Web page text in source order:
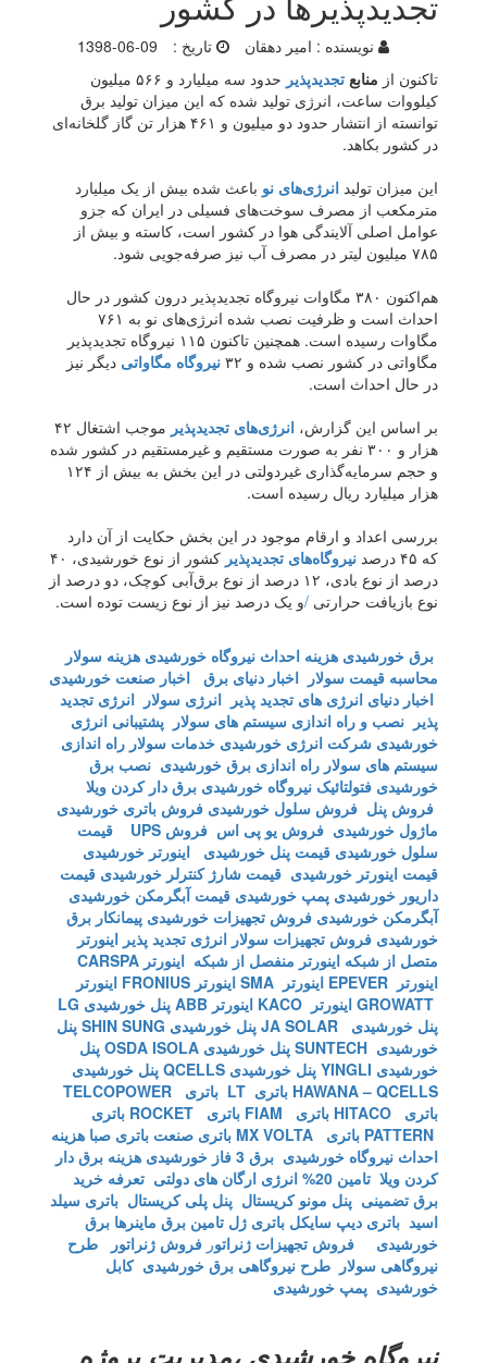
نویسنده : امیر دهقان تاریخ :
1398-06-09
تاکنون از منابع تجدیدپذیر
حدود سه میلیارد و ۵۶۶ میلیون
کیلووات ساعت، انرژی تولید شده که این میزان تولید برق
توانسته از انتشار حدود دو میلیون و ۴۶۱ هزار تن گاز گلخانه‌ای
در کشور بکاهد.
این میزان تولید انرژی‌های نو باعث شده بیش از یک میلیارد
مترمکعب از مصرف سوخت‌های فسیلی در ایران که جزو
عوامل اصلی آلایندگی هوا در کشور است، کاسته و بیش از
۷۸۵ میلیون لیتر در مصرف آب نیز صرفه‌جویی شود.
هم‌اکنون ۳۸۰ مگاوات نیروگاه تجدیدپذیر درون کشور در حال
احداث است و ظرفیت نصب شده انرژی‌های نو به ۷۶۱
مگاوات رسیده است. همچنین تاکنون ۱۱۵ نیروگاه تجدیدپذیر
مگاواتی در کشور نصب شده و ۳۲
نیروگاه مگاواتی دیگر نیز
در حال احداث است.
بر اساس این گزارش، انرژی‌های تجدیدپذیر
موجب اشتغال ۴۲
هزار و ۳۰۰ نفر به صورت مستقیم و غیرمستقیم در کشور شده
و حجم سرمایه‌گذاری غیردولتی در این بخش به بیش از ۱۲۴
هزار میلیارد ریال رسیده است.
بررسی اعداد و ارقام موجود در این بخش حکایت از آن دارد
که ۴۵ درصد
نیروگاه‌های تجدیدپذیر
کشور از نوع خورشیدی، ۴۰
درصد از نوع بادی، ۱۲ درصد از نوع برق‌آبی کوچک، دو درصد از
نوع بازیافت حرارتی /و یک درصد نیز از نوع زیست توده است.
برق خورشیدی هزینه احداث نیروگاه خورشیدی هزینه سولار
محاسبه قیمت سولار اخبار دنیای برق اخبار صنعت خورشیدی
اخبار دنیای انرژی های تجدید پذیر انرژی سولار انرژی تجدید
پذیر نصب و راه اندازی سیستم های سولار پشتیبانی انرژی
خورشیدی شرکت انرژی خورشیدی خدمات سولار راه اندازی
سیستم های سولار راه اندازی برق خورشیدی نصب برق
خورشیدی فتولتائیک نیروگاه خورشیدی برق دار کردن ویلا
فروش پنل فروش سلول خورشیدی فروش باتری خورشیدی
ماژول خورشیدی فروش یو پی اس فروش UPS
قیمت
سلول خورشیدی قیمت پنل خورشیدی
اینورتر خورشیدی
قیمت اینورتر خورشیدی قیمت شارژ کنترلر خورشیدی قیمت
داریور خورشیدی پمپ خورشیدی قیمت آبگرمکن خورشیدی
آبگرمکن خورشیدی فروش تجهیزات خورشیدی پیمانکار برق
خورشیدی فروش تجهیزات سولار انرژی تجدید پذیر اینورتر
متصل از شبکه اینورتر منفصل از شبکه اینورتر CARSPA
اینورتر EPEVER
اینورتر SMA اینورتر FRONIUS
اینورتر
اینورتر KACO اینورتر ABB
پنل خورشیدی LG
پنل خورشیدی JA SOLAR
پنل خورشیدی SHIN SUNG
پنل
خورشیدی SUNTECH
پنل خورشیدی OSDA ISOLA
پنل
خورشیدی YINGLI
پنل خورشیدی QCELLS
پنل خورشیدی
HAWANA – QCELLS باتری LT
باتری TELCOPOWER
باتری HITACO
باتری FIAM باتری ROCKET
باتری
باتری MX VOLTA باتری صنعت باتری صبا هزینه
احداث نیروگاه خورشیدی برق 3 فاز خورشیدی
هزینه برق دار
کردن ویلا تامین 20% انرژی ارگان های دولتی
تعرفه خرید
برق تضمینی پنل مونو کریستال پنل پلی کریستال باتری سیلد
اسید باتری دیپ سایکل باتری ژل تامین برق ماینرها برق
خورشیدی
فروش تجهیزات ژنراتور فروش ژنراتور
طرح
نیروگاهی سولار طرح نیروگاهی برق خورشیدی کابل
خورشیدی پمپ خورشیدی
نیروگاه خورشیدی ،مدیریت پروژه